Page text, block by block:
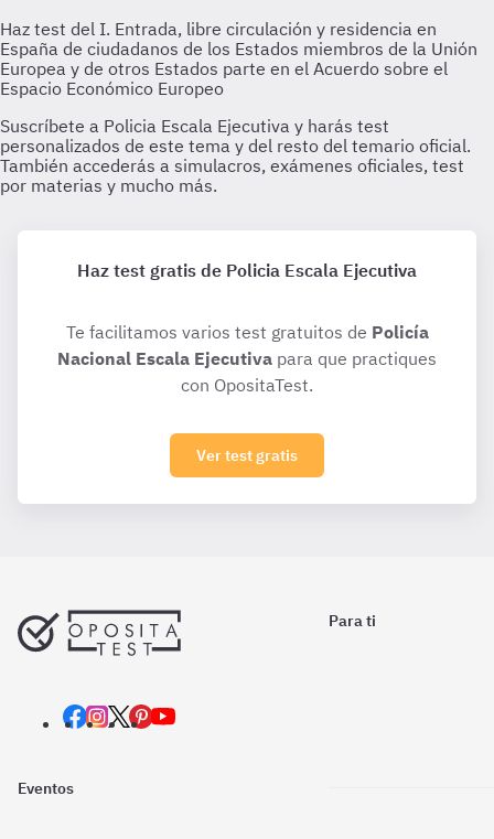
Haz test gratis de Policia Escala Ejecutiva
Te facilitamos varios test gratuitos de Policía
Nacional Escala Ejecutiva para que practiques
con OpositaTest.
Ver test gratis
Para ti
Eventos